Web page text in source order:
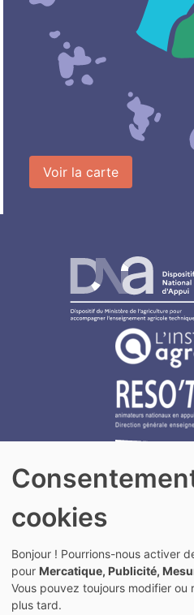
Voir la carte
Agenda
Mentions légales
Rechercher
cookies
Bonjour ! Pourrions-nous activer
pour Mercatique, Publicité,
Vous pouvez toujours modifier
plus tard.